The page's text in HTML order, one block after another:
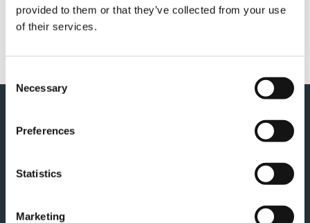
provided to them or that they’ve collected from your use
of their services.
Selection
Necessary
Preferences
Statistics
Marketing